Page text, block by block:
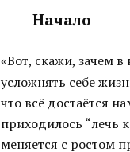
Начало
«Вот, скажи, зачем
усложнять себе
что всё достаётся
приходилось “лечь
меняется с ростом